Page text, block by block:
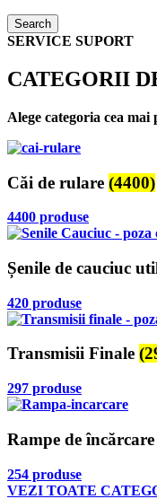
Search
SERVICE SUPORT
CATEGORII
Alege categoria cea
Căi de rulare (4400)
4400 produse
Șenile de cauciuc
420 produse
Transmisii Finale
297 produse
Rampe de încărcare
254 produse
VEZI TOATE